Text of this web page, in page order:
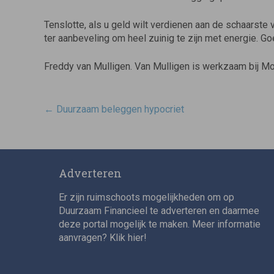
Tenslotte, als u geld wilt verdienen aan de
ter aanbeveling om heel zuinig te zijn met energie.
Freddy van Mulligen. Van Mulligen is werkzaam bij
Post
← Duurzaam beleggen hypocriet
Adverteren
Er zijn ruimschoots mogelijkheden om op
Duurzaam Financieel te adverteren en daarmee
deze portal mogelijk te maken. Meer informatie
aanvragen? Klik hier!